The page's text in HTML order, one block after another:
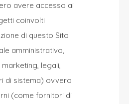
avere accesso ai
coinvolti
di questo Sito
amministrativo,
legali,
di sistema) ovvero
(come fornitori di